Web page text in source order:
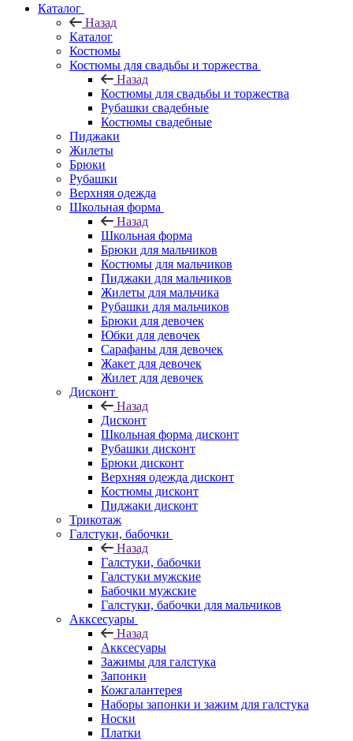
Каталог
Назад
Каталог
Костюмы
Костюмы для свадьбы и торжества
Назад
Костюмы для свадьбы и торжества
Рубашки свадебные
Костюмы свадебные
Пиджаки
Жилеты
Брюки
Рубашки
Верхняя одежда
Школьная форма
Назад
Школьная форма
Брюки для мальчиков
Костюмы для мальчиков
Пиджаки для мальчиков
Жилеты для мальчика
Рубашки для мальчиков
Брюки для девочек
Юбки для девочек
Сарафаны для девочек
Жакет для девочек
Жилет для девочек
Дисконт
Назад
Дисконт
Школьная форма дисконт
Рубашки дисконт
Брюки дисконт
Верхняя одежда дисконт
Костюмы дисконт
Пиджаки дисконт
Трикотаж
Галстуки, бабочки
Назад
Галстуки, бабочки
Галстуки мужские
Бабочки мужские
Галстуки, бабочки для мальчиков
Акксесуары
Назад
Акксесуары
Зажимы для галстука
Запонки
Кожгалантерея
Наборы запонки и зажим для галстука
Носки
Платки